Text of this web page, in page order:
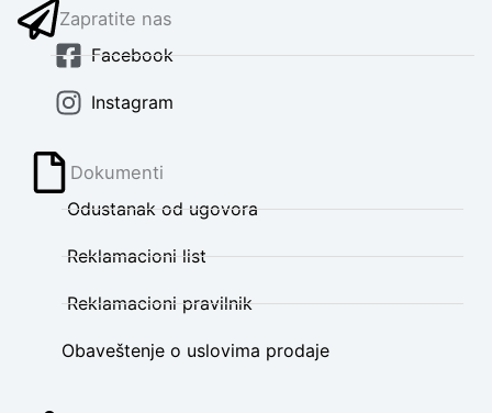
Zapratite nas
Facebook
Instagram
Dokumenti
Odustanak od ugovora
Reklamacioni list
Reklamacioni pravilnik
Obaveštenje o uslovima prodaje